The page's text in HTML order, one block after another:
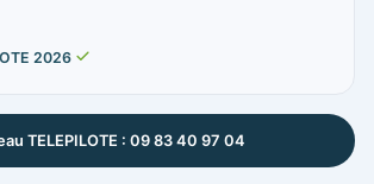
2026
TELEPILOTE : 09 83 40 97 04